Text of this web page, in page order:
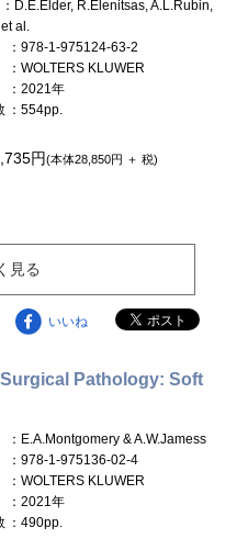
：D.E.Elder, R.Elenitsas, A.L.Rubin,
et al.
：978-1-975124-63-2
：WOLTERS KLUWER
：2021年
：554pp.
円(本体28,850円 ＋ 税)
見る
いいね
Pathology: Soft
：E.A.Montgomery & A.W.Jamess
：978-1-975136-02-4
：WOLTERS KLUWER
：2021年
：490pp.